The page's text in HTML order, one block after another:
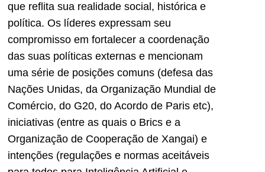
que reflita sua realidade social, histórica e
política. Os líderes expressam seu
compromisso em fortalecer a coordenação
das suas políticas externas e mencionam
uma série de posições comuns (defesa das
Nações Unidas, da Organização Mundial de
Comércio, do G20, do Acordo de Paris etc),
iniciativas (entre as quais o Brics e a
Organização de Cooperação de Xangai) e
intenções (regulações e normas aceitáveis